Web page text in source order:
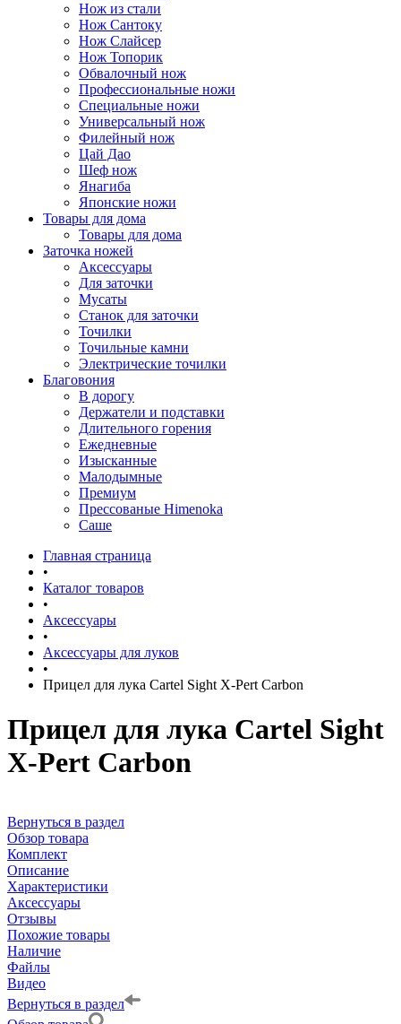
Нож из стали
Нож Сантоку
Нож Слайсер
Нож Топорик
Обвалочный нож
Профессиональные ножи
Специальные ножи
Универсальный нож
Филейный нож
Цай Дао
Шеф нож
Янагиба
Японские ножи
Товары для дома
Товары для дома
Заточка ножей
Аксессуары
Для заточки
Мусаты
Станок для заточки
Точилки
Точильные камни
Электрические точилки
Благовония
В дорогу
Держатели и подставки
Длительного горения
Ежедневные
Изысканные
Малодымные
Премиум
Прессованые Himenoka
Саше
Главная страница
•
Каталог товаров
•
Аксессуары
•
Аксессуары для луков
•
Прицел для лука Cartel Sight X-Pert Carbon
Прицел для лука Cartel Sight
X-Pert Carbon
Вернуться в раздел
Обзор товара
Комплект
Описание
Характеристики
Аксессуары
Отзывы
Похожие товары
Наличие
Файлы
Видео
Вернуться в раздел